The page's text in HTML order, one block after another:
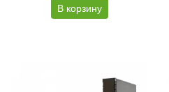
В корзину